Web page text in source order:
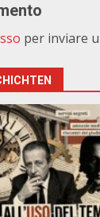
per inviare